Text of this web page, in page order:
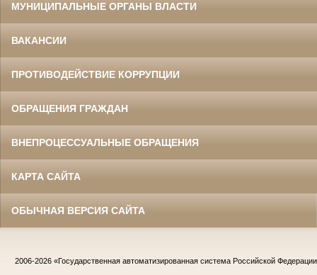
МУНИЦИПАЛЬНЫЕ ОРГАНЫ ВЛАСТИ
ВАКАНСИИ
ПРОТИВОДЕЙСТВИЕ КОРРУПЦИИ
ОБРАЩЕНИЯ ГРАЖДАН
ВНЕПРОЦЕССУАЛЬНЫЕ ОБРАЩЕНИЯ
КАРТА САЙТА
ОБЫЧНАЯ ВЕРСИЯ САЙТА
2006-2026 «Государственная автоматизированная система Российской